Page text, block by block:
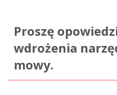
Proszę
wdrożenia
mowy.